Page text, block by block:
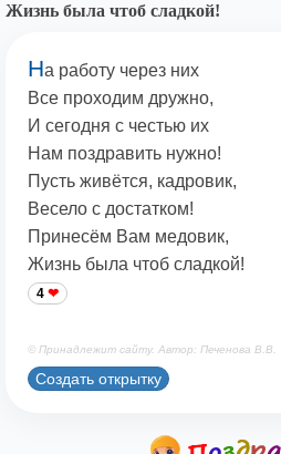
Жизнь была чтоб сладкой!
На работу через них
Все проходим дружно,
И сегодня с честью их
Нам поздравить нужно!
Пусть живётся, кадровик,
Весело с достатком!
Принесём Вам медовик,
Жизнь была чтоб сладкой!
4
© Принадлежит сайту. Автор: Печенова В.В.
Создать открытку